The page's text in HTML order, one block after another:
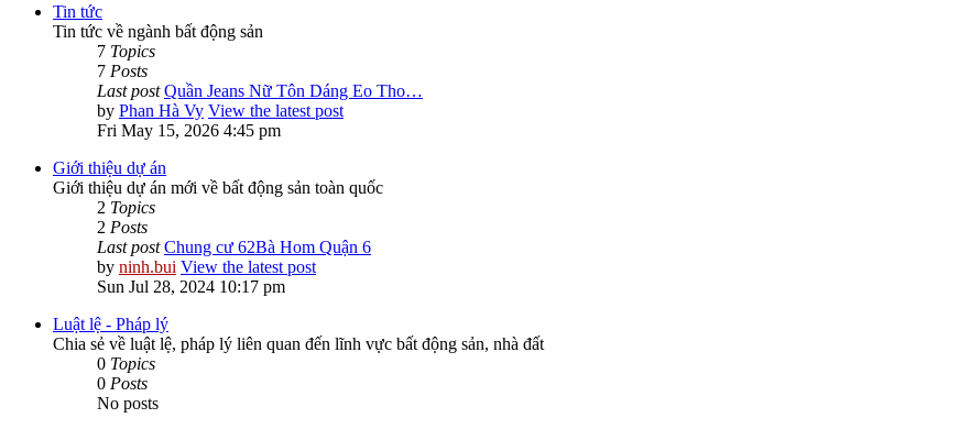
Tin tức
Tin tức về ngành bất động sản
7 Topics
7 Posts
Last post Quần Jeans Nữ Tôn Dáng Eo Tho…
by Phan Hà Vy View the latest post
Fri May 15, 2026 4:45 pm
Giới thiệu dự án
Giới thiệu dự án mới về bất động sản toàn quốc
2 Topics
2 Posts
Last post Chung cư 62Bà Hom Quận 6
by ninh.bui View the latest post
Sun Jul 28, 2024 10:17 pm
Luật lệ - Pháp lý
Chia sẻ về luật lệ, pháp lý liên quan đến lĩnh vực bất động sản, nhà đất
0 Topics
0 Posts
No posts